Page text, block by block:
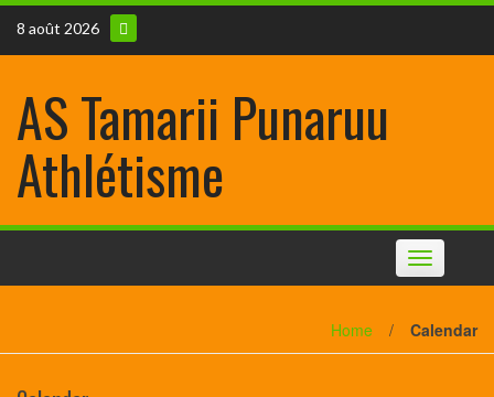
8 août 2026
AS Tamarii Punaruu
Athlétisme
Toggle
navigation
Home / Calendar